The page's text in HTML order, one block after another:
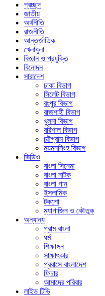
প্রচ্ছদ
জাতীয়
অর্থনীতি
রাজনীতি
আন্তর্জাতিক
খেলাধুলা
বিজ্ঞান ও প্রযুক্তি
বিনোদন
সারাদেশ
ঢাকা বিভাগ
সিলেট বিভাগ
রংপুর বিভাগ
রাজশাহী বিভাগ
খুলনা বিভাগ
বরিশাল বিভাগ
চট্টগ্রাম বিভাগ
ময়মনসিংহ বিভাগ
ভিডিও
বাংলা সিনেমা
বাংলা নাটক
বাংলা গান
ইসলামিক
টকশো
ম্যাগাজিন ও কৌতুক
অন্যান্য
গ্রাম বাংলা
ধর্ম
শিক্ষাঙ্গন
সাক্ষাৎকার
প্রবাসে বাংলাদেশ
ফিচার
আমাদের পরিবার
লাইভ টিভি